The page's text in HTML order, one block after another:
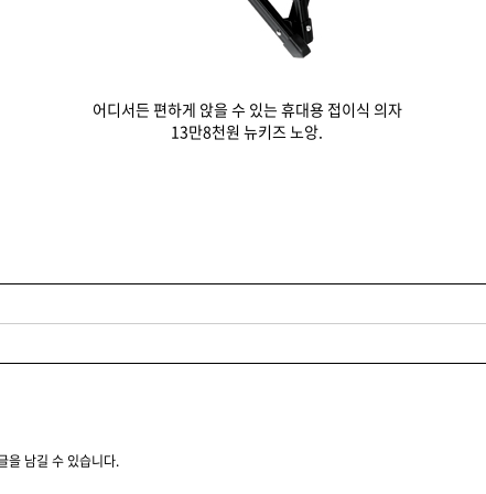
어디서든 편하게 앉을 수 있는 휴대용 접이식 의자
13만8천원 뉴키즈 노앙.
을 남길 수 있습니다.